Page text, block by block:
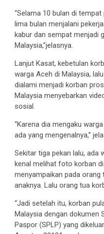
“Selama 10 bulan di
lima bulan menjalani
kabur dan sempat menjadi
Malaysia,”jelasnya.
Lanjut Kasat, kebetulan
warga Aceh di Malaysia,
dialami menjadi korban
Malaysia menyebarkan
sosial.
“Karena dia mengaku
ada yang mengenalnya,”
Sekitar tiga pekan lalu, ada
kenal melihat foto korban
menyampaikan pada
anaknya. Lalu orang tua
“Jadi setelah itu, korban
Malaysia dengan dokumen
Paspor (SPLP) yang